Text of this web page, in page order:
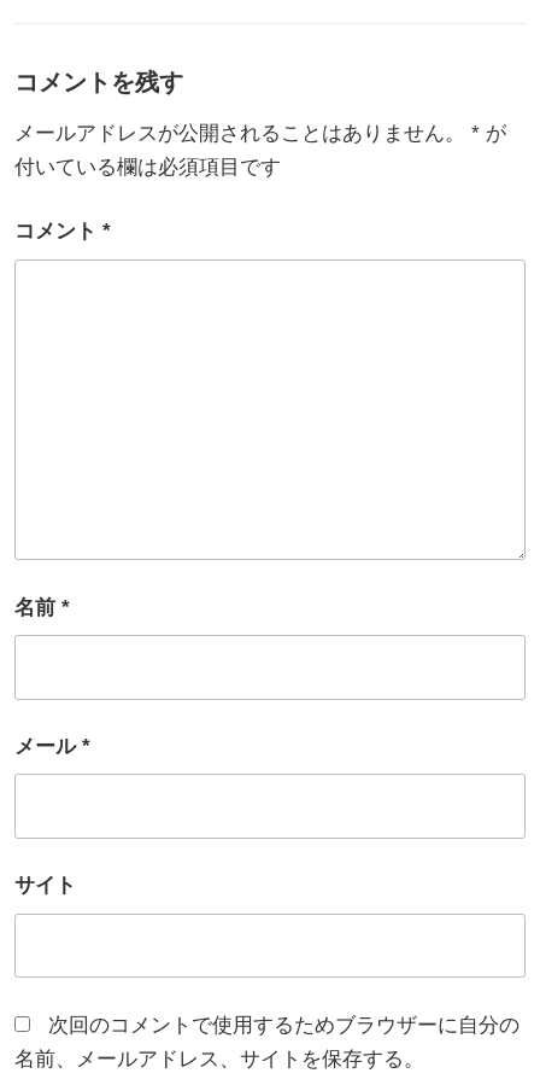
コメントを残す
メールアドレスが公開されることはありません。 * が
付いている欄は必須項目です
コメント *
名前 *
メール *
サイト
次回のコメントで使用するためブラウザーに自分の
名前、メールアドレス、サイトを保存する。